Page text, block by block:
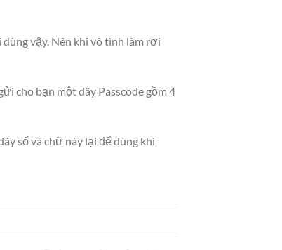
vậy. Nên khi vô tình làm rơi
cho bạn một dãy Passcode gồm 4
số và chữ này lại để dùng khi